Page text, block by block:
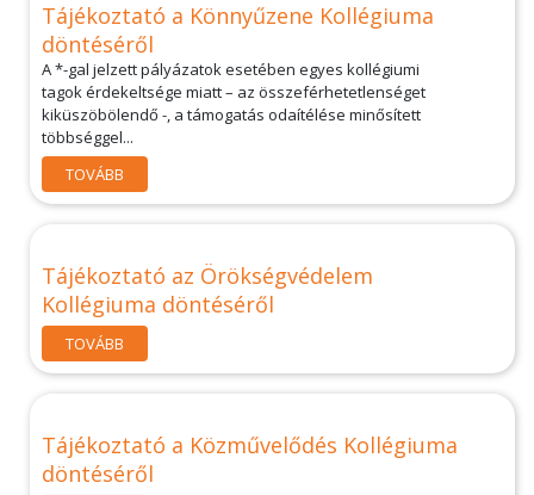
Tájékoztató a Könnyűzene Kollégiuma
döntéséről
A *-gal jelzett pályázatok esetében egyes kollégiumi
tagok érdekeltsége miatt – az összeférhetetlenséget
kiküszöbölendő -, a támogatás odaítélése minősített
többséggel...
TOVÁBB
Tájékoztató az Örökségvédelem
Kollégiuma döntéséről
TOVÁBB
Tájékoztató a Közművelődés Kollégiuma
döntéséről